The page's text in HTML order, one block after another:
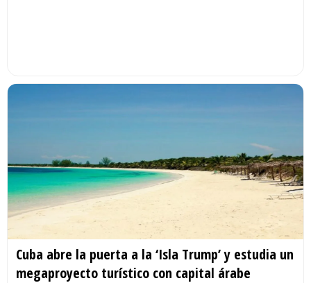
Cuba abre la puerta a la ‘Isla Trump’ y estudia un
megaproyecto turístico con capital árabe